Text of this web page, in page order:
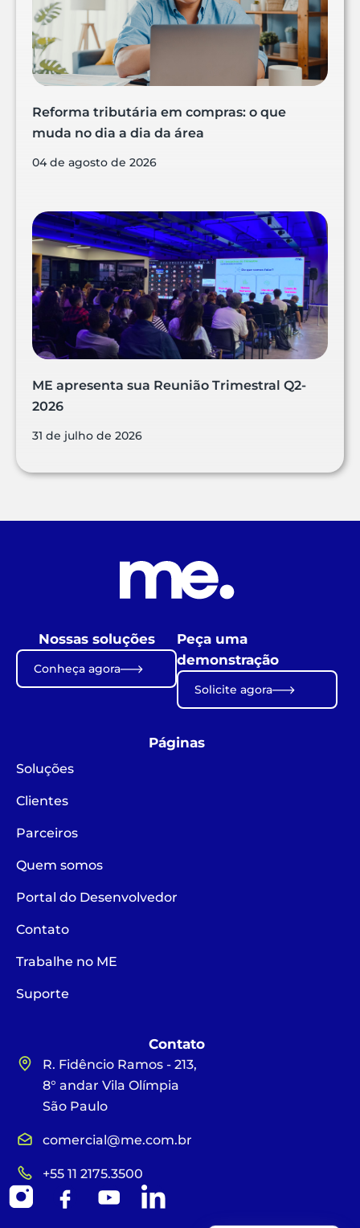
Reforma tributária em compras: o que
muda no dia a dia da área
04 de agosto de 2026
ME apresenta sua Reunião Trimestral Q2-
2026
31 de julho de 2026
Nossas soluções
Conheça agora
Peça uma
demonstração
Solicite agora
Páginas
Soluções
Clientes
Parceiros
Quem somos
Portal do Desenvolvedor
Contato
Trabalhe no ME
Suporte
Contato
R. Fidêncio Ramos - 213,
8° andar Vila Olímpia
São Paulo
comercial@me.com.br
+55 11 2175.3500